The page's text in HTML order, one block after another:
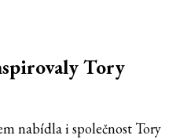
Tory
nabídla i společnost Tory